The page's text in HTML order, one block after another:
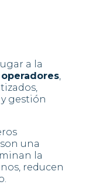
a la
,
y gestión
una
la
reducen